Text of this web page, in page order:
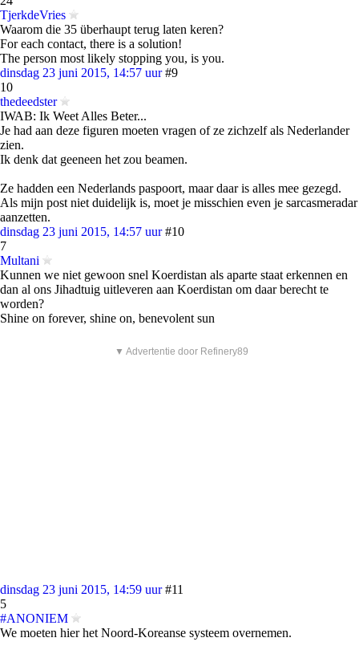
TjerkdeVries
Waarom die 35 überhaupt terug laten keren?
For each contact, there is a solution!
The person most likely stopping you, is you.
dinsdag 23 juni 2015, 14:57 uur #9
10
thedeedster
IWAB: Ik Weet Alles Beter...
Je had aan deze figuren moeten vragen of ze zichzelf als Nederlander
zien.
Ik denk dat geeneen het zou beamen.
Ze hadden een Nederlands paspoort, maar daar is alles mee gezegd.
Als mijn post niet duidelijk is, moet je misschien even je sarcasmeradar
aanzetten.
dinsdag 23 juni 2015, 14:57 uur #10
7
Multani
Kunnen we niet gewoon snel Koerdistan als aparte staat erkennen en
dan al ons Jihadtuig uitleveren aan Koerdistan om daar berecht te
worden?
Shine on forever, shine on, benevolent sun
▼ Advertentie door Refinery89
dinsdag 23 juni 2015, 14:59 uur #11
5
#ANONIEM
We moeten hier het Noord-Koreanse systeem overnemen.